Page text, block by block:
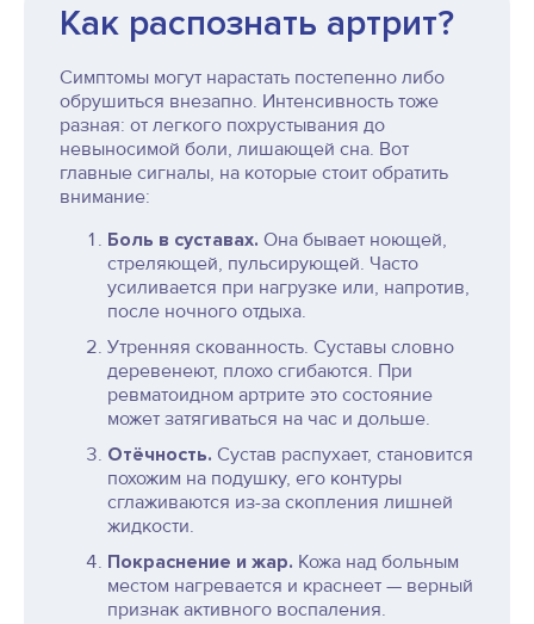
Как распознать артрит?
Симптомы могут нарастать постепенно либо
обрушиться внезапно. Интенсивность тоже
разная: от легкого похрустывания до
невыносимой боли, лишающей сна. Вот
главные сигналы, на которые стоит обратить
внимание:
Боль в суставах. Она бывает ноющей,
стреляющей, пульсирующей. Часто
усиливается при нагрузке или, напротив,
после ночного отдыха.
Утренняя скованность. Суставы словно
деревенеют, плохо сгибаются. При
ревматоидном артрите это состояние
может затягиваться на час и дольше.
Отёчность. Сустав распухает, становится
похожим на подушку, его контуры
сглаживаются из-за скопления лишней
жидкости.
Покраснение и жар. Кожа над больным
местом нагревается и краснеет — верный
признак активного воспаления.